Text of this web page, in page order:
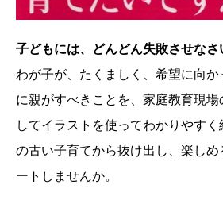
子どもには、どんどん失敗させなさ
わが子が、たくましく、希望に向
に親がすべきことを、家庭教育現
してイラストを使ってわかりやす
の古い子育てから抜け出し、楽し
ートしませんか。